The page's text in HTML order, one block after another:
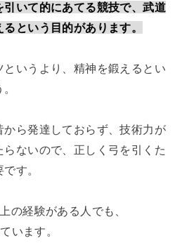
引いて的にあてる競技で、武道
という目的があります。
いうより、精神を鍛えるとい
ら発達しておらず、技術力が
ないので、正しく弓を引くた
す。
の経験がある人でも、
います。